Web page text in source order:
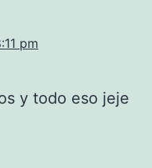
pm
y todo eso jeje